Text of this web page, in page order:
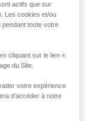
actifs que sur
Les cookies et/ou
toute votre
cliquant sur le lien «
du Site.
votre expérience
d’accéder à notre